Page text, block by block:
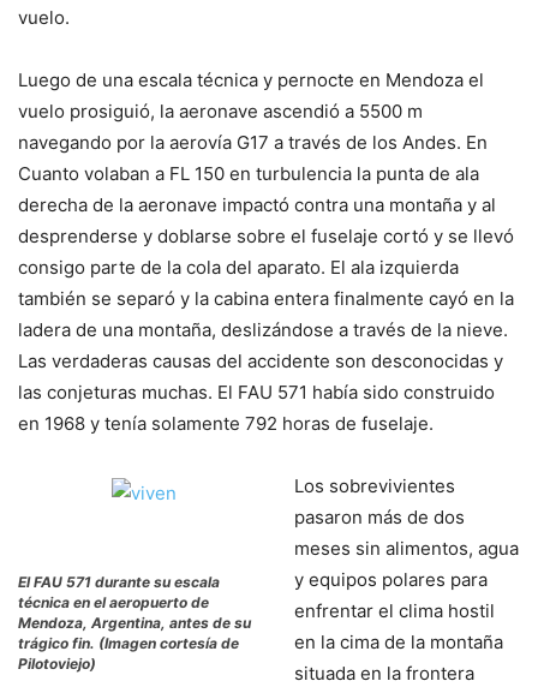
vuelo.
Luego de una escala técnica y pernocte en Mendoza el
vuelo prosiguió, la aeronave ascendió a 5500 m
navegando por la aerovía G17 a través de los Andes. En
Cuanto volaban a FL 150 en turbulencia la punta de ala
derecha de la aeronave impactó contra una montaña y al
desprenderse y doblarse sobre el fuselaje cortó y se llevó
consigo parte de la cola del aparato. El ala izquierda
también se separó y la cabina entera finalmente cayó en la
ladera de una montaña, deslizándose a través de la nieve.
Las verdaderas causas del accidente son desconocidas y
las conjeturas muchas. El FAU 571 había sido construido
en 1968 y tenía solamente 792 horas de fuselaje.
El FAU 571 durante su escala
técnica en el aeropuerto de
Mendoza, Argentina, antes de su
trágico fin. (Imagen cortesía de
Pilotoviejo)
Los sobrevivientes
pasaron más de dos
meses sin alimentos, agua
y equipos polares para
enfrentar el clima hostil
en la cima de la montaña
situada en la frontera